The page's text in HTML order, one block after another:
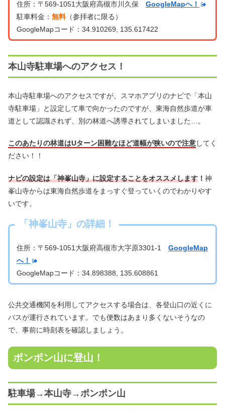
住所：〒569-1051大阪府高槻市川久保 GoogleMapへ！
駐車料金： 無料（参拝者に限る）
GoogleMapコード：34.910269, 135.617422
本山寺駐車場へのアクセス！
本山寺駐車場へのアクセスですが、スマホアプリのナビで「本山
寺駐車場」と設定して車で向かったのですが、東海自然歩道が車
道として認識されず、別の林道へ誘導されてしまいました…。
このあたりの林道はUターン困難なほど道幅が狭いので注意してく
ださい！！
ナビの設定は「神峯山寺」に設定することをオススメします ！ 神
峯山寺からは東海自然歩道をまっすぐ登っていくのでわかりやす
いです。
「神峯山寺」の詳細！
住所：〒569-1051大阪府高槻市大字原3301-1 GoogleMap
へ！
GoogleMapコード：34.898388, 135.608861
公共交通機関を利用してアクセスする場合は、各登山口の近くに
バスが運行されています。でも便数はあまり多くないそうなの
で、事前に時刻表を確認しましょう。
ポンポン山に登山！
駐車場→本山寺→ポンポン山